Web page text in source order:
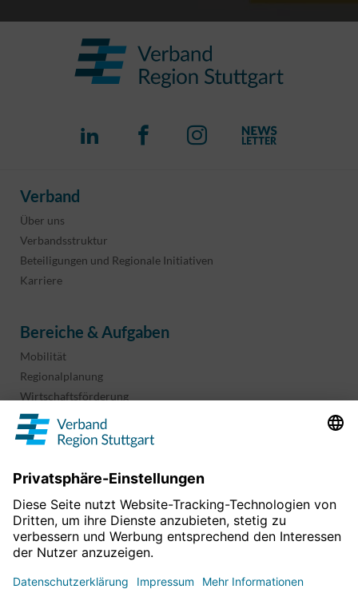
Verband
Über uns
Verbandsstruktur
Beteiligungen und Regionale Initiativen
Karriere
Bereiche & Aufgaben
Mobilität
Regionalplanung
Wirtschaftsförderung
Sport und Kultur
Projekte & Programme
Informationen & Downloads
Geoinformation